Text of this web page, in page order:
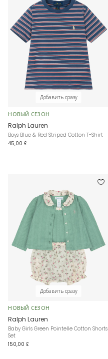
Добавить сразу
НОВЫЙ СЕЗОН
Ralph Lauren
Boys Blue & Red Striped Cotton T-Shirt
45,00 £
Добавить сразу
НОВЫЙ СЕЗОН
Ralph Lauren
Baby Girls Green Pointelle Cotton Shorts
Set
150,00 £